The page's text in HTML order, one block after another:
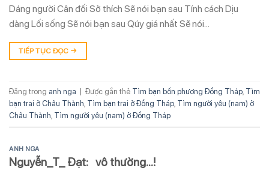
Dáng người Cân đối Sở thích Sẽ nói bạn sau Tính cách Dịu
dàng Lối sống Sẽ nói bạn sau Qúy giá nhất Sẽ nói…
TIẾP TỤC ĐỌC →
Đăng trong anh nga Được gắn thẻ Tìm bạn bốn phương Đồng Tháp Tìm
bạn trai ở Châu Thành Tìm bạn trai ở Đồng Tháp Tìm người yêu (nam) ở
Châu Thành Tìm người yêu (nam) ở Đồng Tháp
ANH NGA
Nguyễn_T_ Đạt: vô thường…!